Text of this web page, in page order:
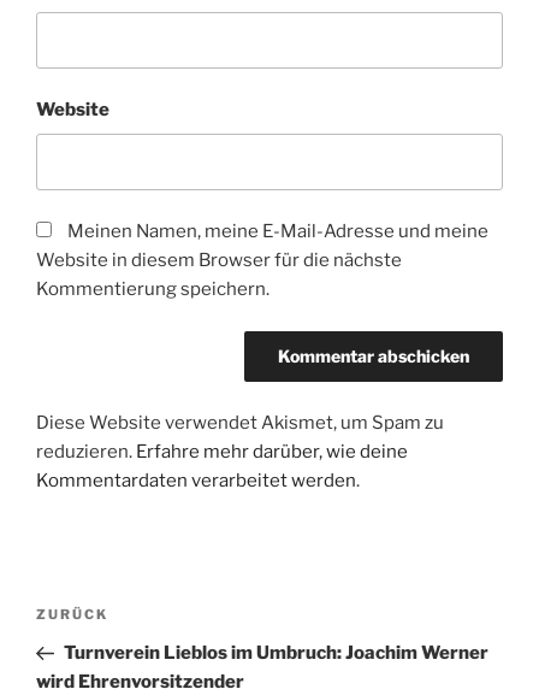
Website
Meinen Namen, meine E-Mail-Adresse und meine
Website in diesem Browser für die nächste
Kommentierung speichern.
Diese Website verwendet Akismet, um Spam zu
reduzieren. Erfahre mehr darüber, wie deine
Kommentardaten verarbeitet werden.
Beitrags-
Vorheriger
Beitrag
ZURÜCK
Turnverein Lieblos im Umbruch: Joachim Werner
wird Ehrenvorsitzender